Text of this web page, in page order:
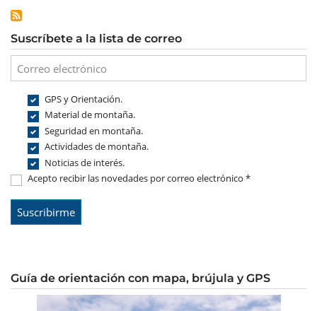
Suscríbete a la lista de correo
GPS y Orientación.
Material de montaña.
Seguridad en montaña.
Actividades de montaña.
Noticias de interés.
Acepto recibir las novedades por correo electrónico *
Guía de orientación con mapa, brújula y GPS